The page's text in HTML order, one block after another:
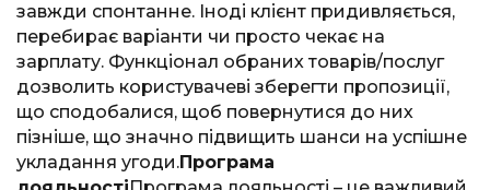
завжди спонтанне. Іноді клієнт придивляється,
перебирає варіанти чи просто чекає на
зарплату. Функціонал обраних товарів/послуг
дозволить користувачеві зберегти пропозиції,
що сподобалися, щоб повернутися до них
пізніше, що значно підвищить шанси на успішне
укладання угоди.Програма